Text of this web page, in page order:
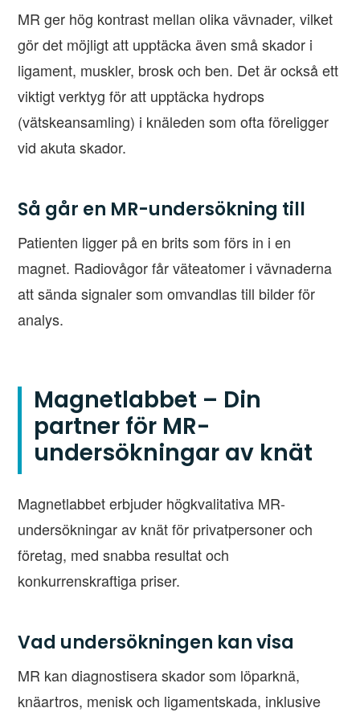
MR ger hög kontrast mellan olika vävnader, vilket
gör det möjligt att upptäcka även små skador i
ligament, muskler, brosk och ben. Det är också ett
viktigt verktyg för att upptäcka hydrops
(vätskeansamling) i knäleden som ofta föreligger
vid akuta skador.
Så går en MR-undersökning till
Patienten ligger på en brits som förs in i en
magnet. Radiovågor får väteatomer i vävnaderna
att sända signaler som omvandlas till bilder för
analys.
Magnetlabbet – Din
partner för MR-
undersökningar av knät
Magnetlabbet erbjuder högkvalitativa MR-
undersökningar av knät för privatpersoner och
företag, med snabba resultat och
konkurrenskraftiga priser.
Vad undersökningen kan visa
MR kan diagnostisera skador som löparknä,
knäartros, menisk och ligamentskada, inklusive